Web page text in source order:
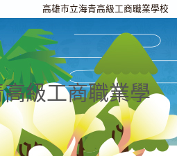
高雄市立海青高級工商職業學校
級工商職業學